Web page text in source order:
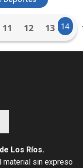
11 12 13 14
Los Ríos.
material sin expreso